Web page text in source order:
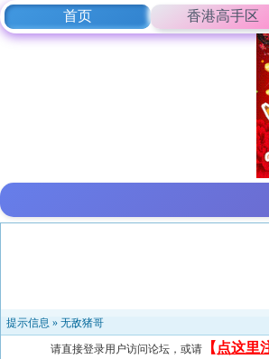
首页 香港高手区
提示信息 » 无敌猪哥
请直接登录用户访问论坛，或请 【 点这里